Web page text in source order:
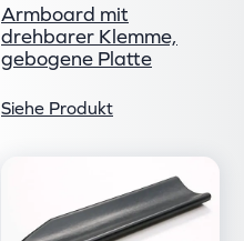
Armboard mit
drehbarer Klemme,
gebogene Platte
Siehe Produkt